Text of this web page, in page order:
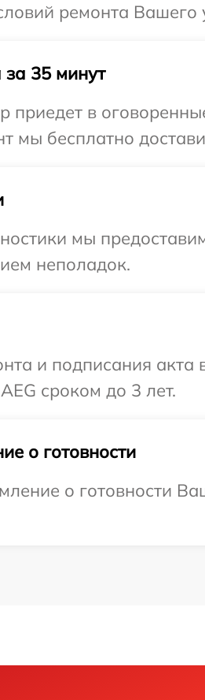
ремонта Вашего
35 минут
в
мы бесплатно
мы
неполадок.
и подписания
сроком до 3 лет.
о готовности
о готовности